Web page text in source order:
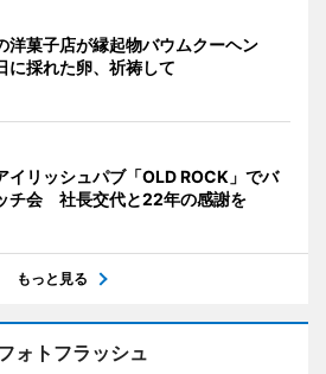
洋菓子店が縁起物バウムクーヘン
に採れた卵、祈祷して
イリッシュパブ「OLD ROCK」でバ
チ会 社長交代と22年の感謝を
もっと見る
ォトフラッシュ